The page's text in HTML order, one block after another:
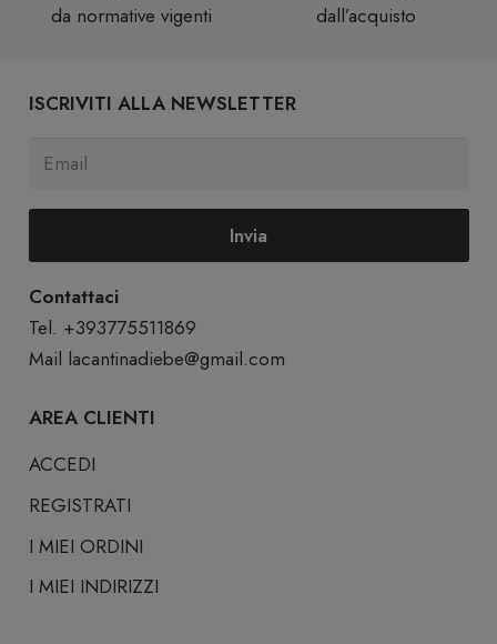
da normative vigenti
dall’acquisto
ISCRIVITI ALLA NEWSLETTER
Invia
Contattaci
Tel. +393775511869
Mail lacantinadiebe@gmail.com
AREA CLIENTI
ACCEDI
REGISTRATI
I MIEI ORDINI
I MIEI INDIRIZZI